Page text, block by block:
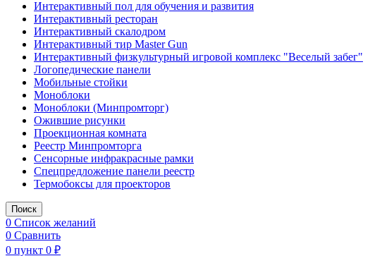
Интерактивный пол для обучения и развития
Интерактивный ресторан
Интерактивный скалодром
Интерактивный тир Master Gun
Интерактивный физкультурный игровой комплекс "Веселый забег"
Логопедические панели
Мобильные стойки
Моноблоки
Моноблоки (Минпромторг)
Ожившие рисунки
Проекционная комната
Реестр Минпромторга
Сенсорные инфракрасные рамки
Спецпредложение панели реестр
Термобоксы для проекторов
Поиск
0 Список желаний
0 Сравнить
0 пункт 0 ₽